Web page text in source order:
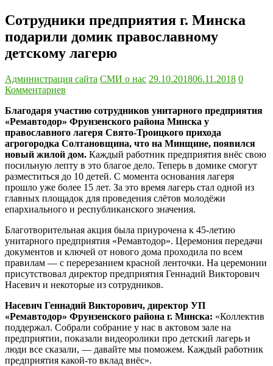
Сотрудники предприятия г. Минска
подарили домик православному
детскому лагерю
Администрация сайта СМИ о нас 29.10.201806.11.2018 0
Комментариев
Благодаря участию сотрудников унитарного предприятия
«Ремавтодор» Фрунзенского района Минска у
православного лагеря Свято-Троицкого прихода
агрогородка Солтановщина, что на Минщине, появился
новый жилой дом. Каждый работник предприятия внёс свою
посильную лепту в это благое дело. Теперь в домике смогут
разместиться до 10 детей. С момента основания лагеря
прошло уже более 15 лет. За это время лагерь стал одной из
главных площадок для проведения слётов молодёжи
епархиального и республиканского значения.
Благотворительная акция была приурочена к 45-летию
унитарного предприятия «Ремавтодор». Церемония передачи
документов и ключей от нового дома проходила по всем
правилам — с перерезанием красной ленточки. На церемонии
присутствовал директор предприятия Геннадий Викторович
Насевич и некоторые из сотрудников.
Насевич Геннадий Викторович, директор УП
«Ремавтодор» Фрунзенского района г. Минска: «Коллектив
поддержал. Собрали собрание у нас в актовом зале на
предприятии, показали видеоролики про детский лагерь и
люди все сказали, — давайте мы поможем. Каждый работник
предприятия какой-то вклад внёс».